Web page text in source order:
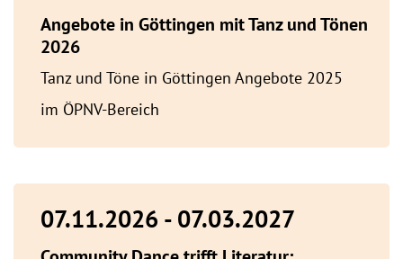
Angebote in Göttingen mit Tanz und Tönen
2026
Tanz und Töne in Göttingen Angebote 2025
im ÖPNV-Bereich
07.11.2026 - 07.03.2027